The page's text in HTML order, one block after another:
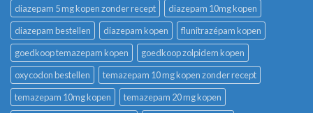
diazepam 5 mg kopen zonder recept
diazepam 10mg kopen
diazepam bestellen
diazepam kopen
flunitrazépam kopen
goedkoop temazepam kopen
goedkoop zolpidem kopen
oxycodon bestellen
temazepam 10 mg kopen zonder recept
temazepam 10mg kopen
temazepam 20 mg kopen